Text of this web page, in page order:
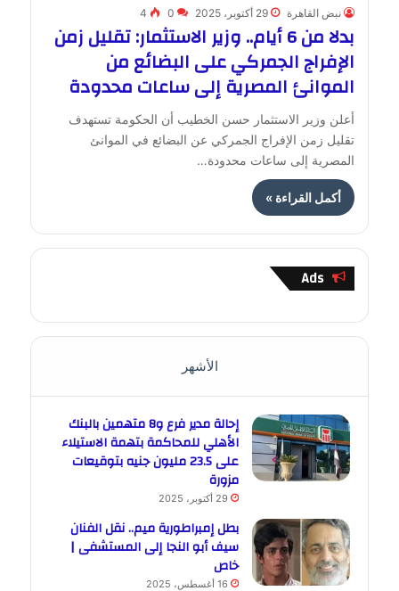
نبض القاهرة 29 أكتوبر، 2025 0
4
بدلا من 6 أيام.. وزير الاستثمار: تقليل زمن
الإفراج الجمركي على البضائع من
الموانئ المصرية إلى ساعات محدودة
أعلن وزير الاستثمار حسن الخطيب أن الحكومة تستهدف
تقليل زمن الإفراج الجمركي عن البضائع في الموانئ
المصرية إلى ساعات محدودة…
أكمل القراءة »
Ads
الأشهر
إحالة مدير فرع و8 متهمين بالبنك
الأهلي للمحاكمة بتهمة الاستيلاء
على 23.5 مليون جنيه بتوقيعات
مزورة
29 أكتوبر، 2025
بطل إمبراطورية ميم.. نقل الفنان
سيف أبو النجا إلى المستشفى |
خاص
16 أغسطس، 2025